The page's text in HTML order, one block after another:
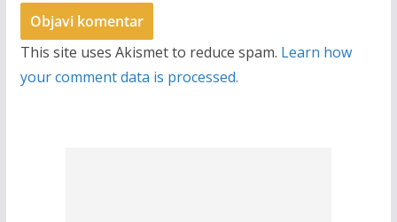
This site uses Akismet to reduce spam. Learn how
your comment data is processed.